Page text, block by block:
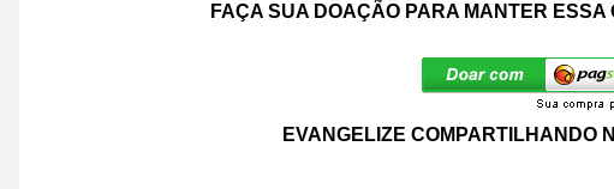
FAÇA SUA DOAÇÃO PARA MANTER
EVANGELIZE COMPARTILHANDO